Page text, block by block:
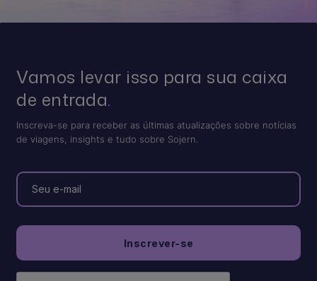
Vamos levar isso para sua caixa
de entrada.
Inscreva-se para receber as últimas atualizações sobre notícias
de viagens, insights e tudo sobre Sojern.